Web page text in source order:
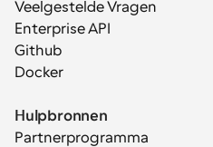
Veelgestelde Vragen
Enterprise API
Github
Docker
Hulpbronnen
Partnerprogramma